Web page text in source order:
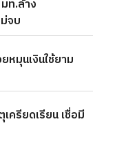
ท.ล้าง
จบ
หมุนเงินใช้ยาม
ครียดเรียน เชื่อมี